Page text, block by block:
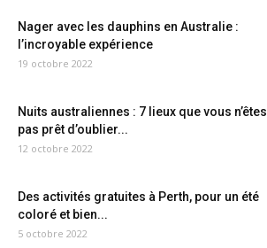
Nager avec les dauphins en Australie :
l’incroyable expérience
19 octobre 2022
Nuits australiennes : 7 lieux que vous n’êtes
pas prêt d’oublier...
12 octobre 2022
Des activités gratuites à Perth, pour un été
coloré et bien...
5 octobre 2022